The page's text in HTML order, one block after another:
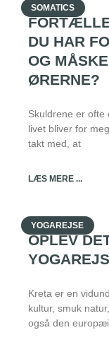
SOMATICS
DU HAR
OG
ØRERNE?
Skuldrene er
livet bliver for
takt med, at
LÆS MERE ...
YOGAREJSE
OPLEV
Kreta er en
kultur, smuk
også den